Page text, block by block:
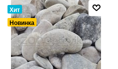
Хит
Новинка